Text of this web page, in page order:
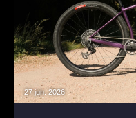
27 jun. 2026